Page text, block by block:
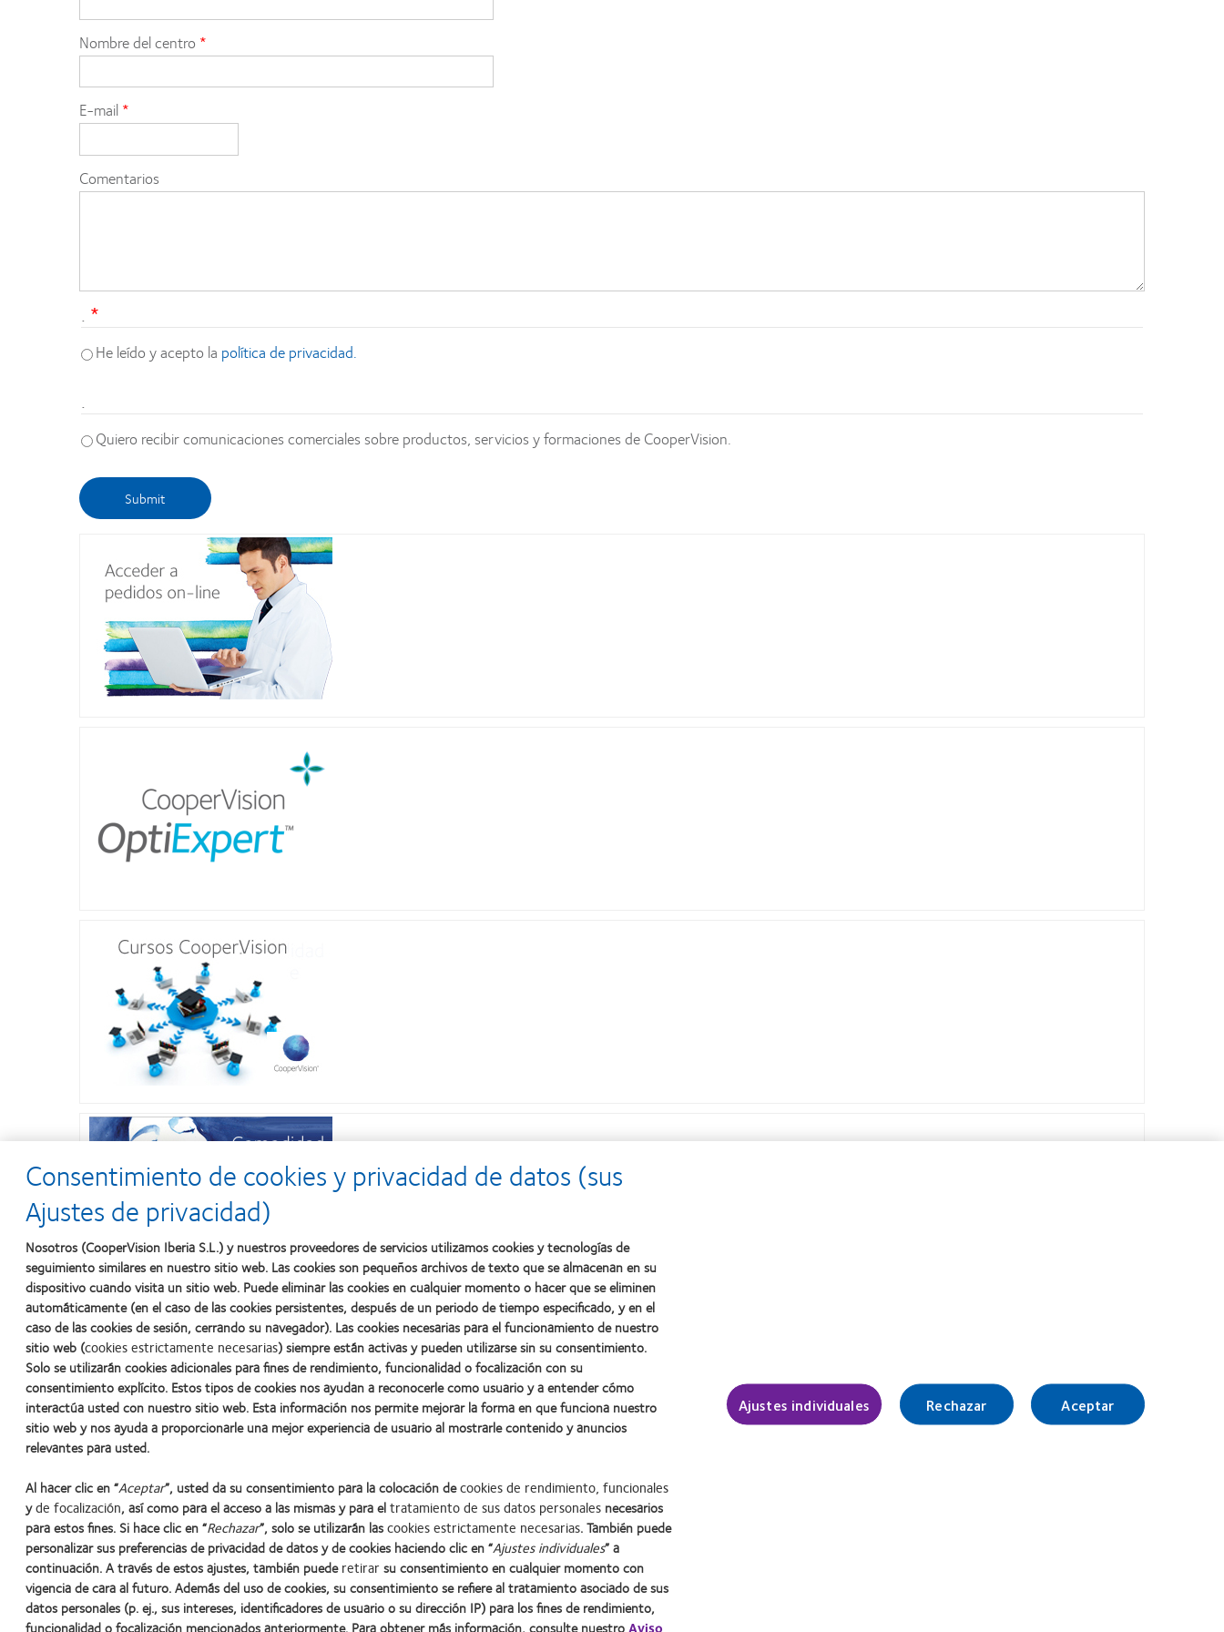
Nombre del centro
E-mail
Comentarios
.
He leído y acepto la política de privacidad.
.
Quiero recibir comunicaciones comerciales sobre productos, servicios y formaciones de CooperVision.
Learn
more
about
Premio
Silmo
d’Or
Learn
more
about
2012
y
2010:
Learn
more
about
2011:
Premios
a
Learn
more
about
2011:
Premio
a
Learn
more
about
2012:
Premio
Manufacturing
Learn
more
about
2012
Premio
internacional
Learn
more
about
Premio
de
la
Nuestros productos Noticias Contacto Política de privacidad Contacto Web del usuario Condiciones Gestionar preferencias de cookies
Consentimiento de cookies y privacidad de datos (sus
Ajustes de privacidad)
Nosotros (CooperVision Iberia S.L.) y nuestros proveedores de servicios utilizamos cookies y tecnologías de
seguimiento similares en nuestro sitio web. Las cookies son pequeños archivos de texto que se almacenan en su
dispositivo cuando visita un sitio web. Puede eliminar las cookies en cualquier momento o hacer que se eliminen
automáticamente (en el caso de las cookies persistentes, después de un periodo de tiempo especificado, y en el
caso de las cookies de sesión, cerrando su navegador). Las cookies necesarias para el funcionamiento de nuestro
sitio web (cookies estrictamente necesarias) siempre están activas y pueden utilizarse sin su consentimiento.
Solo se utilizarán cookies adicionales para fines de rendimiento, funcionalidad o focalización con su
consentimiento explícito. Estos tipos de cookies nos ayudan a reconocerle como usuario y a entender cómo
interactúa usted con nuestro sitio web. Esta información nos permite mejorar la forma en que funciona nuestro
sitio web y nos ayuda a proporcionarle una mejor experiencia de usuario al mostrarle contenido y anuncios
relevantes para usted.
Al hacer clic en “Aceptar”, usted da su consentimiento para la colocación decookies de rendimiento, funcionales
yde focalización, así como para el acceso a las mismas y para eltratamiento de sus datos personales necesarios
para estos fines. Si hace clic en “Rechazar”, solo se utilizarán lascookies estrictamente necesarias. También puede
personalizar sus preferencias de privacidad de datos y de cookies haciendo clic en “Ajustes individuales” a
continuación. A través de estos ajustes, también puederetirarsu consentimiento en cualquier momento con
vigencia de cara al futuro. Además del uso de cookies, su consentimiento se refiere al tratamiento asociado de sus
datos personales (p. ej., sus intereses, identificadores de usuario o su dirección IP) para los fines de rendimiento,
Ajustes individuales Rechazar Aceptar